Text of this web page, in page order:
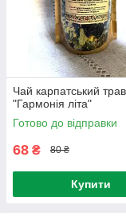
Чай карпатський
"Гармонія літа"
Готово до відправки
68 ₴ 80 ₴
Купити